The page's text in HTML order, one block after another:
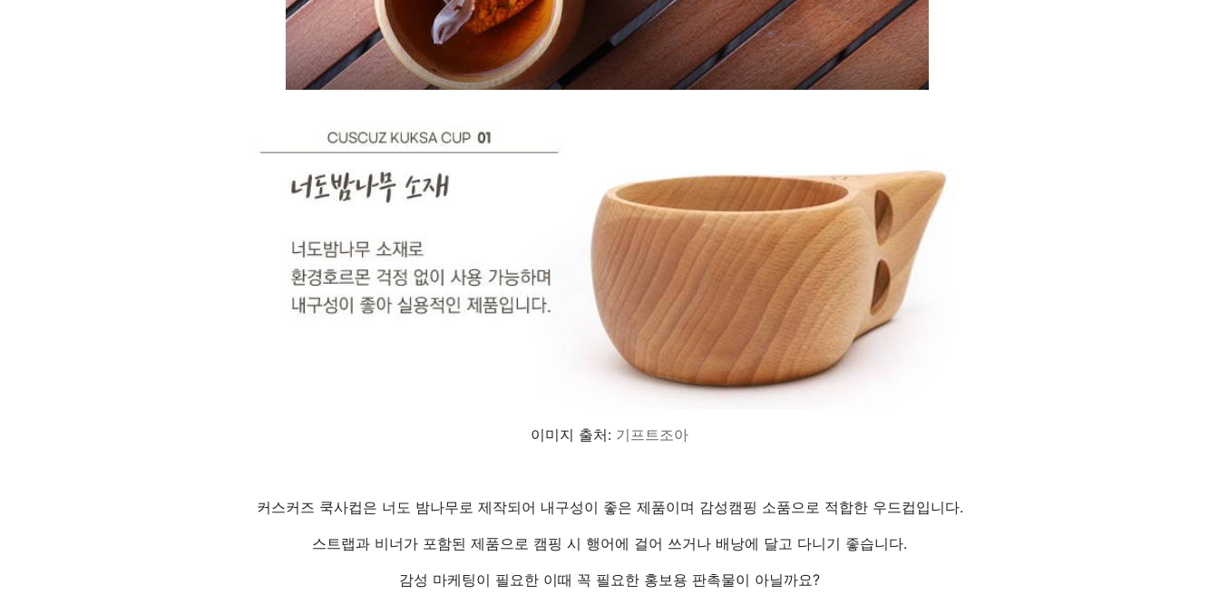
이미지 출처: 기프트조아
커스커즈 쿡사컵은 너도 밤나무로 제작되어 내구성이 좋은 제품이며 감성캠핑 소품으로 적합한 우드컵입니다.
스트랩과 비너가 포함된 제품으로 캠핑 시 행어에 걸어 쓰거나 배낭에 달고 다니기 좋습니다.
감성 마케팅이 필요한 이때 꼭 필요한 홍보용 판촉물이 아닐까요?